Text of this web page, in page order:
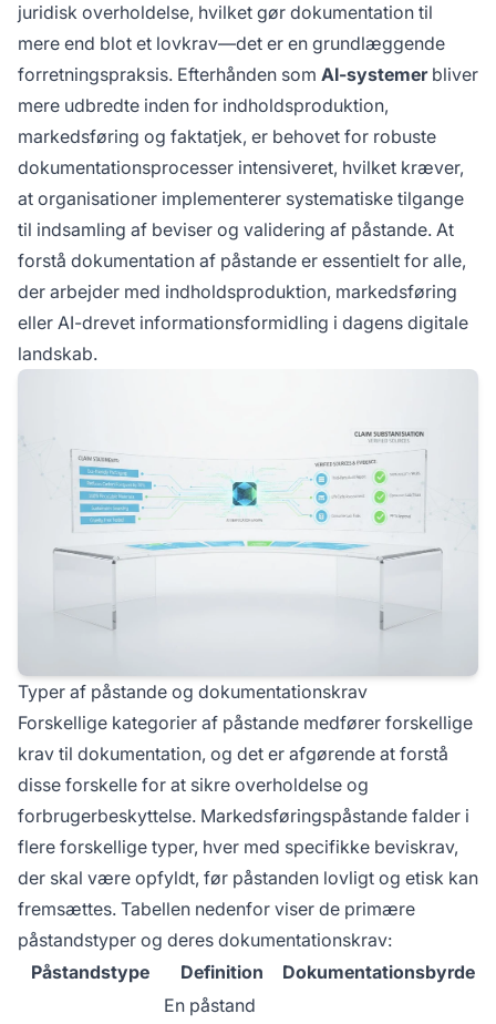
juridisk overholdelse, hvilket gør dokumentation til
mere end blot et lovkrav—det er en grundlæggende
forretningspraksis. Efterhånden som AI-systemerbliver
mere udbredte inden for indholdsproduktion,
markedsføring og faktatjek, er behovet for robuste
dokumentationsprocesser intensiveret, hvilket kræver,
at organisationer implementerer systematiske tilgange
til indsamling af beviser og validering af påstande. At
forstå dokumentation af påstande er essentielt for alle,
der arbejder med indholdsproduktion, markedsføring
eller AI-drevet informationsformidling i dagens digitale
landskab.
Typer af påstande og dokumentationskrav
Forskellige kategorier af påstande medfører forskellige
krav til dokumentation, og det er afgørende at forstå
disse forskelle for at sikre overholdelse og
forbrugerbeskyttelse. Markedsføringspåstande falder i
flere forskellige typer, hver med specifikke beviskrav,
der skal være opfyldt, før påstanden lovligt og etisk kan
fremsættes. Tabellen nedenfor viser de primære
påstandstyper og deres dokumentationskrav:
Påstandstype
Definition Dokumentationsbyrde
En påstand